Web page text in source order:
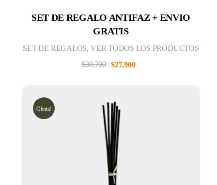
SET DE REGALO ANTIFAZ + ENVIO
GRATIS
$27.900
$30.700
SET DE REGALOS ,VER TODOS LOS PRODUCTOS
Oferta!